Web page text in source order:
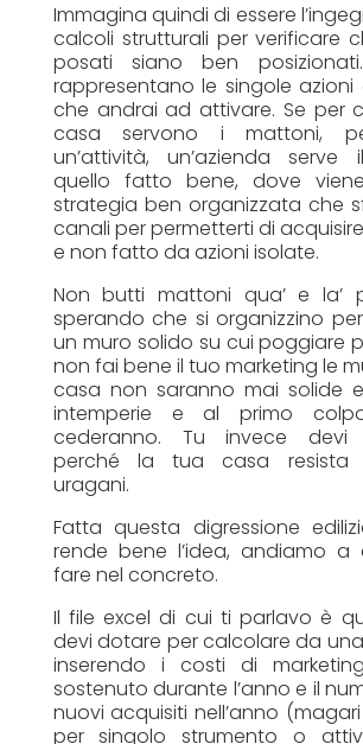
Immagina quindi di essere
calcoli strutturali per verificare
posati siano ben
rappresentano le singole azioni
che andrai ad attivare. Se per
casa servono i mattoni,
un’attività, un’azienda serve
quello fatto bene, dove
strategia ben organizzata che
canali per permetterti di
e non fatto da azioni isolate.
Non butti mattoni qua’ e la’
sperando che si organizzino
un muro solido su cui poggiare
non fai bene il tuo marketing le
casa non saranno mai solide
intemperie e al primo
cederanno. Tu invece devi
perché la tua casa resista
uragani.
Fatta questa digressione
rende bene l’idea, andiamo a
fare nel concreto.
Il file excel di cui ti parlavo è
devi dotare per calcolare da
inserendo i costi di
sostenuto durante l’anno e il
nuovi acquisiti nell’anno
per singolo strumento o